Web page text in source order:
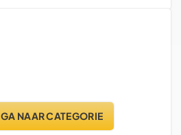
GA NAAR CATEGORIE